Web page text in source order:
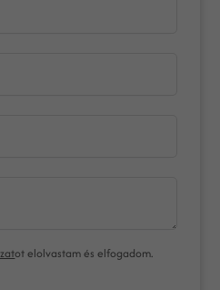
ot elolvastam és elfogadom.